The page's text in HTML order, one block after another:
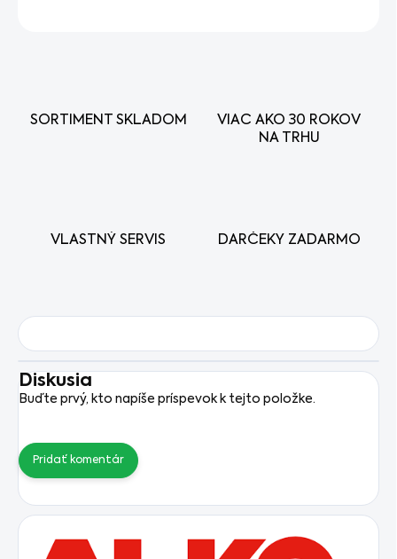
SORTIMENT SKLADOM
VIAC AKO 30 ROKOV
NA TRHU
VLASTNÝ SERVIS DARČEKY ZADARMO
Diskusia
Buďte prvý, kto napíše príspevok k tejto položke.
Pridať komentár